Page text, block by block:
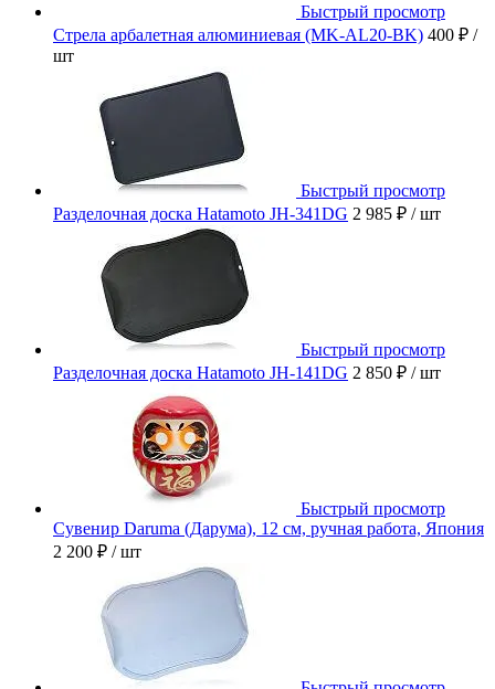
Быстрый просмотр
Стрела арбалетная алюминиевая (MK-AL20-BK) 400 ₽ /
шт
Быстрый просмотр
Разделочная доска Hatamoto JH-341DG 2 985 ₽ / шт
Быстрый просмотр
Разделочная доска Hatamoto JH-141DG 2 850 ₽ / шт
Быстрый просмотр
Сувенир Daruma (Дарума), 12 см, ручная работа, Япония
2 200 ₽ / шт